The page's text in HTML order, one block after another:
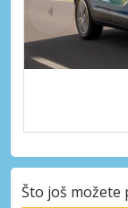
Što još možete